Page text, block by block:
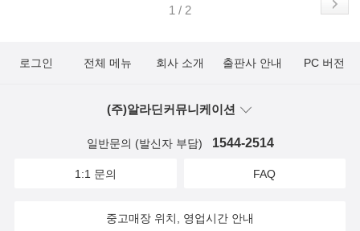
1 / 2
로그인 전체 메뉴 회사 소개 출판사 안내 PC 버전
(주)알라딘커뮤니케이션
일반문의 (발신자 부담) 1544-2514
1:1 문의 FAQ
중고매장 위치, 영업시간 안내